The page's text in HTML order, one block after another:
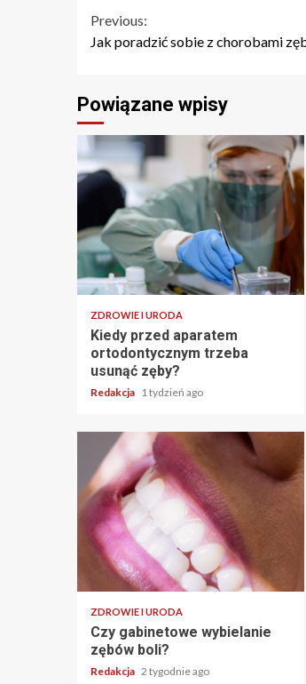
Continue
Previous:
Jak poradzić sobie z chorobami
Powiązane wpisy
ZDROWIE I URODA
Kiedy przed aparatem
ortodontycznym trzeba
usunąć zęby?
Redakcja 1 tydzień ago
ZDROWIE I URODA
Czy gabinetowe wybielanie
zębów boli?
Redakcja 2 tygodnie ago